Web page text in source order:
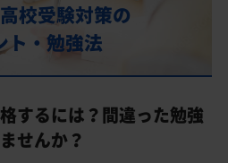
値
必要な内申点の目安
するには内申点と偏差値両方が必要
・アクセス
校受験対策の
ト・勉強法
するには？間違った勉強
せんか？